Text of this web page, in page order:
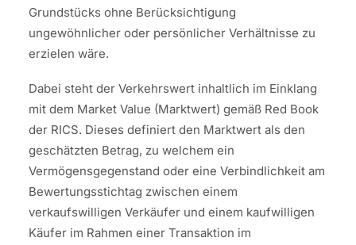
Grundstücks ohne Berücksichtigung
ungewöhnlicher oder persönlicher Verhältnisse zu
erzielen wäre.
Dabei steht der Verkehrswert inhaltlich im Einklang
mit dem Market Value (Marktwert) gemäß Red Book
der RICS. Dieses definiert den Marktwert als den
geschätzten Betrag, zu welchem ein
Vermögensgegenstand oder eine Verbindlichkeit am
Bewertungsstichtag zwischen einem
verkaufswilligen Verkäufer und einem kaufwilligen
Käufer im Rahmen einer Transaktion im